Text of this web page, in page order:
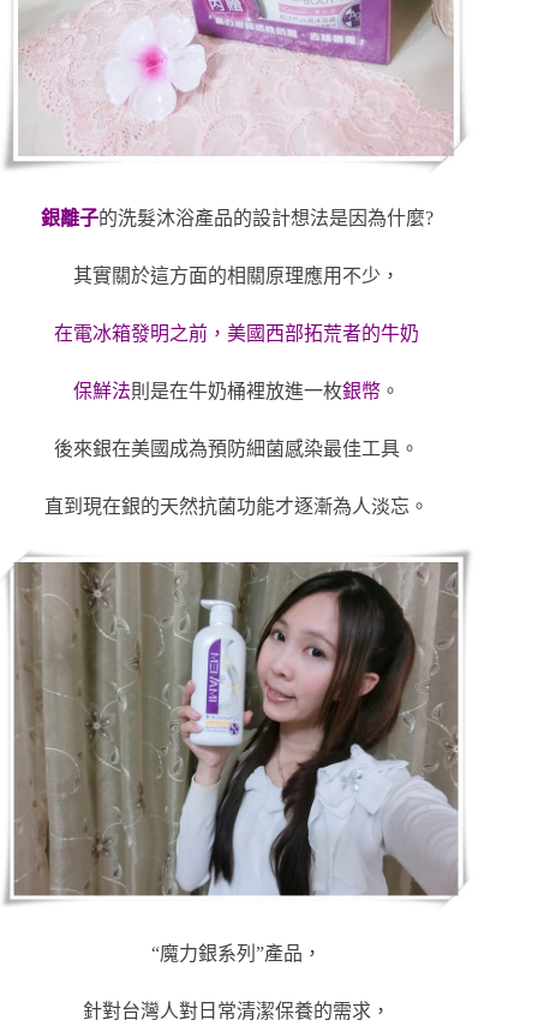
銀離子的洗髮沐浴產品的設計想法是因為什麼?
其實關於這方面的相關原理應用不少，
在電冰箱發明之前，美國西部拓荒者的牛奶
保鮮法則是在牛奶桶裡放進一枚銀幣 。
後來銀在美國成為預防細菌感染最佳工具。
直到現在銀的天然抗菌功能才逐漸為人淡忘。
“魔力銀系列”產品，
針對台灣人對日常清潔保養的需求，